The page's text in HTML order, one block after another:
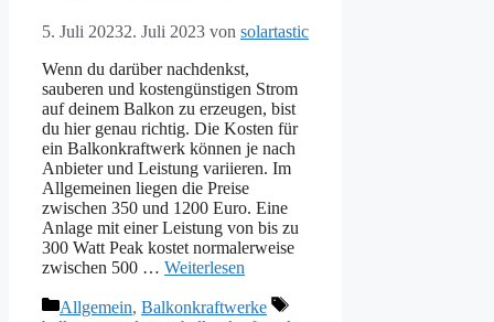
5. Juli 20232. Juli 2023 von solartastic
Wenn du darüber nachdenkst,
sauberen und kostengünstigen Strom
auf deinem Balkon zu erzeugen, bist
du hier genau richtig. Die Kosten für
ein Balkonkraftwerk können je nach
Anbieter und Leistung variieren. Im
Allgemeinen liegen die Preise
zwischen 350 und 1200 Euro. Eine
Anlage mit einer Leistung von bis zu
300 Watt Peak kostet normalerweise
zwischen 500 … Weiterlesen
Kategorien
Allgemein, Balkonkraftwerke
Schlagwörter